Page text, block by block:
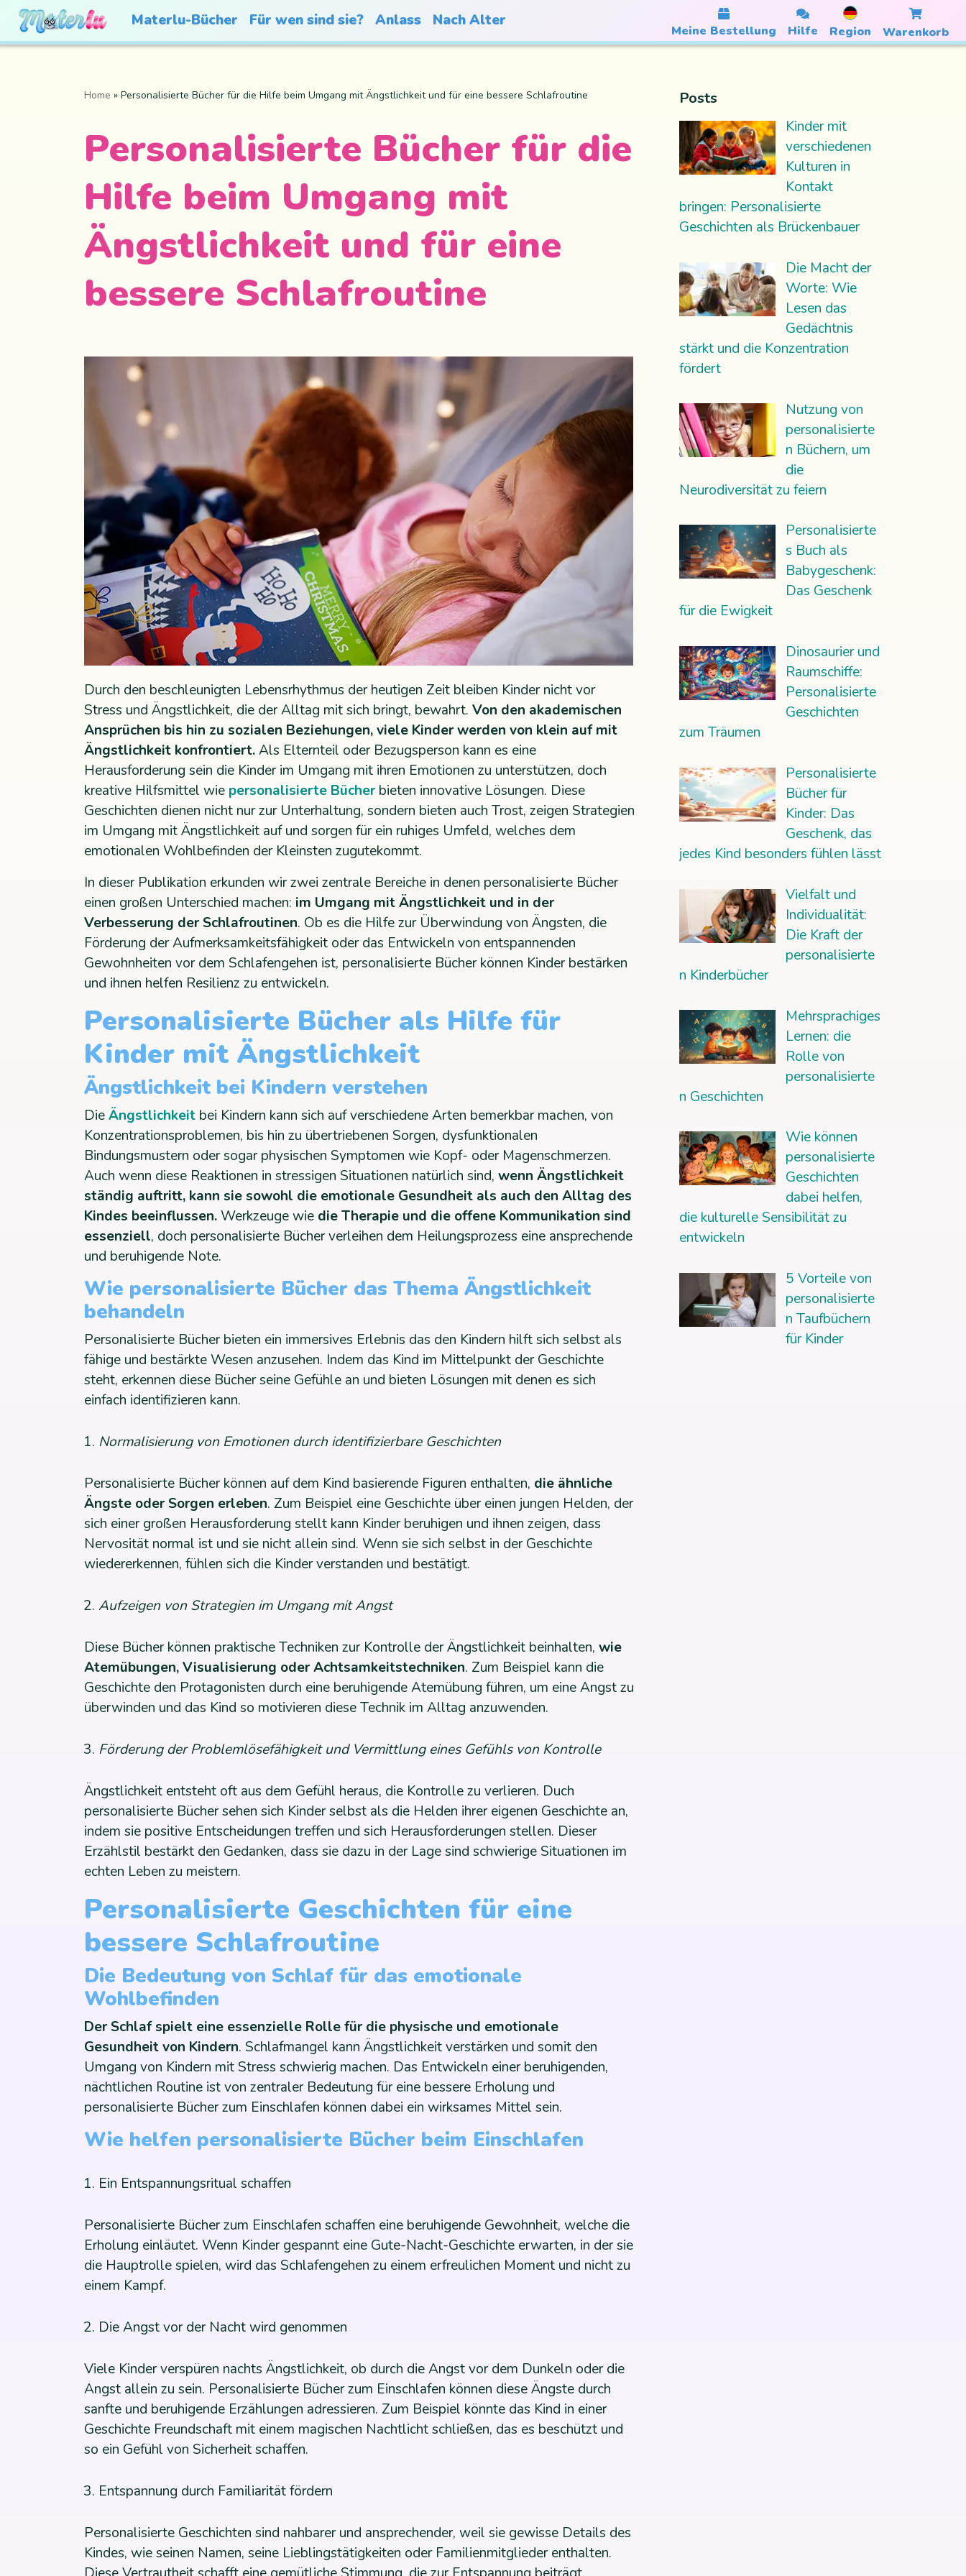
Materlu-Bücher Für wen sind sie? Anlass Nach Alter
Meine Bestellung Hilfe Region Warenkorb
Home » Personalisierte Bücher für die Hilfe beim Umgang mit Ängstlichkeit und für eine bessere Schlafroutine
Personalisierte Bücher für die
Hilfe beim Umgang mit
Ängstlichkeit und für eine
bessere Schlafroutine
Durch den beschleunigten Lebensrhythmus der heutigen Zeit bleiben Kinder nicht vor
Stress und Ängstlichkeit, die der Alltag mit sich bringt, bewahrt. Von den akademischen
Ansprüchen bis hin zu sozialen Beziehungen, viele Kinder werden von klein auf mit
Ängstlichkeit konfrontiert.Als Elternteil oder Bezugsperson kann es eine
Herausforderung sein die Kinder im Umgang mit ihren Emotionen zu unterstützen, doch
kreative Hilfsmittel wie personalisierte Bücherbieten innovative Lösungen. Diese
Geschichten dienen nicht nur zur Unterhaltung, sondern bieten auch Trost, zeigen Strategien
im Umgang mit Ängstlichkeit auf und sorgen für ein ruhiges Umfeld, welches dem
emotionalen Wohlbefinden der Kleinsten zugutekommt.
In dieser Publikation erkunden wir zwei zentrale Bereiche in denen personalisierte Bücher
einen großen Unterschied machen: im Umgang mit Ängstlichkeit und in der
Verbesserung der Schlafroutinen. Ob es die Hilfe zur Überwindung von Ängsten, die
Förderung der Aufmerksamkeitsfähigkeit oder das Entwickeln von entspannenden
Gewohnheiten vor dem Schlafengehen ist, personalisierte Bücher können Kinder bestärken
und ihnen helfen Resilienz zu entwickeln.
Personalisierte Bücher als Hilfe für
Kinder mit Ängstlichkeit
Ängstlichkeit bei Kindern verstehen
DieÄngstlichkeit bei Kindern kann sich auf verschiedene Arten bemerkbar machen, von
Konzentrationsproblemen, bis hin zu übertriebenen Sorgen, dysfunktionalen
Bindungsmustern oder sogar physischen Symptomen wie Kopf- oder Magenschmerzen.
Auch wenn diese Reaktionen in stressigen Situationen natürlich sind, wenn Ängstlichkeit
ständig auftritt, kann sie sowohl die emotionale Gesundheit als auch den Alltag des
Kindes beeinflussen.Werkzeuge wie die Therapie und die offene Kommunikation sind
essenziell, doch personalisierte Bücher verleihen dem Heilungsprozess eine ansprechende
und beruhigende Note.
Wie personalisierte Bücher das Thema Ängstlichkeit
behandeln
Personalisierte Bücher bieten ein immersives Erlebnis das den Kindern hilft sich selbst als
fähige und bestärkte Wesen anzusehen. Indem das Kind im Mittelpunkt der Geschichte
steht, erkennen diese Bücher seine Gefühle an und bieten Lösungen mit denen es sich
einfach identifizieren kann.
Normalisierung von Emotionen durch identifizierbare Geschichten
Personalisierte Bücher können auf dem Kind basierende Figuren enthalten, die ähnliche
Ängste oder Sorgen erleben. Zum Beispiel eine Geschichte über einen jungen Helden, der
sich einer großen Herausforderung stellt kann Kinder beruhigen und ihnen zeigen, dass
Nervosität normal ist und sie nicht allein sind. Wenn sie sich selbst in der Geschichte
wiedererkennen, fühlen sich die Kinder verstanden und bestätigt.
Aufzeigen von Strategien im Umgang mit Angst
Diese Bücher können praktische Techniken zur Kontrolle der Ängstlichkeit beinhalten, wie
Atemübungen, Visualisierung oder Achtsamkeitstechniken. Zum Beispiel kann die
Geschichte den Protagonisten durch eine beruhigende Atemübung führen, um eine Angst zu
überwinden und das Kind so motivieren diese Technik im Alltag anzuwenden.
Förderung der Problemlösefähigkeit und Vermittlung eines Gefühls von Kontrolle
Ängstlichkeit entsteht oft aus dem Gefühl heraus, die Kontrolle zu verlieren. Duch
personalisierte Bücher sehen sich Kinder selbst als die Helden ihrer eigenen Geschichte an,
indem sie positive Entscheidungen treffen und sich Herausforderungen stellen. Dieser
Erzählstil bestärkt den Gedanken, dass sie dazu in der Lage sind schwierige Situationen im
echten Leben zu meistern.
Personalisierte Geschichten für eine
bessere Schlafroutine
Die Bedeutung von Schlaf für das emotionale
Wohlbefinden
Der Schlaf spielt eine essenzielle Rolle für die physische und emotionale
Gesundheit von Kindern. Schlafmangel kann Ängstlichkeit verstärken und somit den
Umgang von Kindern mit Stress schwierig machen. Das Entwickeln einer beruhigenden,
nächtlichen Routine ist von zentraler Bedeutung für eine bessere Erholung und
personalisierte Bücher zum Einschlafen können dabei ein wirksames Mittel sein.
Wie helfen personalisierte Bücher beim Einschlafen
Ein Entspannungsritual schaffen
Personalisierte Bücher zum Einschlafen schaffen eine beruhigende Gewohnheit, welche die
Erholung einläutet. Wenn Kinder gespannt eine Gute-Nacht-Geschichte erwarten, in der sie
die Hauptrolle spielen, wird das Schlafengehen zu einem erfreulichen Moment und nicht zu
einem Kampf.
Die Angst vor der Nacht wird genommen
Viele Kinder verspüren nachts Ängstlichkeit, ob durch die Angst vor dem Dunkeln oder die
Angst allein zu sein. Personalisierte Bücher zum Einschlafen können diese Ängste durch
sanfte und beruhigende Erzählungen adressieren. Zum Beispiel könnte das Kind in einer
Geschichte Freundschaft mit einem magischen Nachtlicht schließen, das es beschützt und
so ein Gefühl von Sicherheit schaffen.
Entspannung durch Familiarität fördern
Personalisierte Geschichten sind nahbarer und ansprechender, weil sie gewisse Details des
Kindes, wie seinen Namen, seine Lieblingstätigkeiten oder Familienmitglieder enthalten.
Posts
Kinder mit
verschiedenen
Kulturen in
Kontakt
bringen: Personalisierte
Geschichten als Brückenbauer
Die Macht der
Worte: Wie
Lesen das
Gedächtnis
stärkt und die Konzentration
fördert
Nutzung von
personalisierte
n Büchern, um
die
Neurodiversität zu feiern
Personalisierte
s Buch als
Babygeschenk:
Das Geschenk
für die Ewigkeit
Dinosaurier und
Raumschiffe:
Personalisierte
Geschichten
zum Träumen
Personalisierte
Bücher für
Kinder: Das
Geschenk, das
jedes Kind besonders fühlen lässt
Vielfalt und
Individualität:
Die Kraft der
personalisierte
n Kinderbücher
Mehrsprachiges
Lernen: die
Rolle von
personalisierte
n Geschichten
Wie können
personalisierte
Geschichten
dabei helfen,
die kulturelle Sensibilität zu
entwickeln
5 Vorteile von
personalisierte
n Taufbüchern
für Kinder